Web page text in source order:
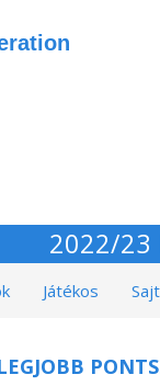
2022/23
Játékos